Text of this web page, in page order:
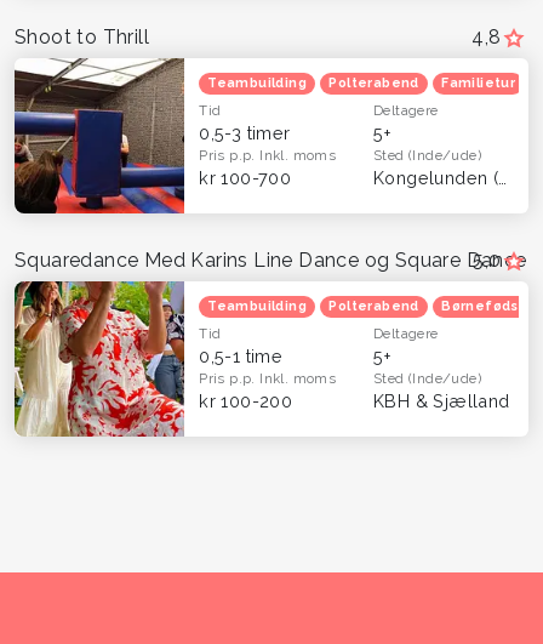
4,8
Shoot to Thrill
Teambuilding Polterabend Familietur
Tid
0,5-3 timer
Deltagere
5+
Pris p.p. Inkl. moms
kr 100-700
Sted(Inde/ude)
5,0
Squaredance Med Karins Line Dance og Square Dance
Teambuilding Polterabend
Tid
0,5-1 time
Deltagere
5+
Pris p.p. Inkl. moms
kr 100-200
Sted(Inde/ude)
KBH & Sjælland